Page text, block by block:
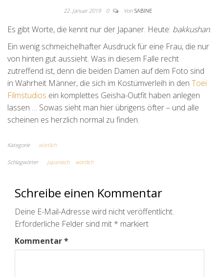
22. Januar 2019 0 Von SABINE
Es gibt Worte, die kennt nur der Japaner. Heute: bakkushan.
Ein wenig schmeichelhafter Ausdruck für eine Frau, die nur
von hinten gut aussieht. Was in diesem Falle recht
zutreffend ist, denn die beiden Damen auf dem Foto sind
in Wahrheit Männer, die sich im Kostümverleih in den Toei
Filmstudios ein komplettes Geisha-Outfit haben anlegen
lassen … Sowas sieht man hier übrigens öfter – und alle
scheinen es herzlich normal zu finden.
Kategorie wörtlich
Schlagwörter Japanisch wörtlich
Schreibe einen Kommentar
Deine E-Mail-Adresse wird nicht veröffentlicht.
Erforderliche Felder sind mit * markiert
Kommentar*